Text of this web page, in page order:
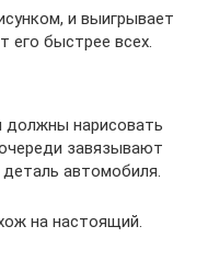
и выигрывает
его быстрее всех.
должны нарисовать
завязывают
автомобиля.
на настоящий.